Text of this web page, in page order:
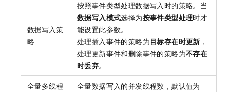
数据写入策
略
按照事件类型处理数据写入时的策略。当
数据写入模式选择为按事件类型处理时才
能设置此参数。
处理插入事件的策略为目标存在时更新 ，
处理更新事件和删除事件的策略为不存在
时丢弃。
全量多线程
全量数据写入的并发线程数，默认值为